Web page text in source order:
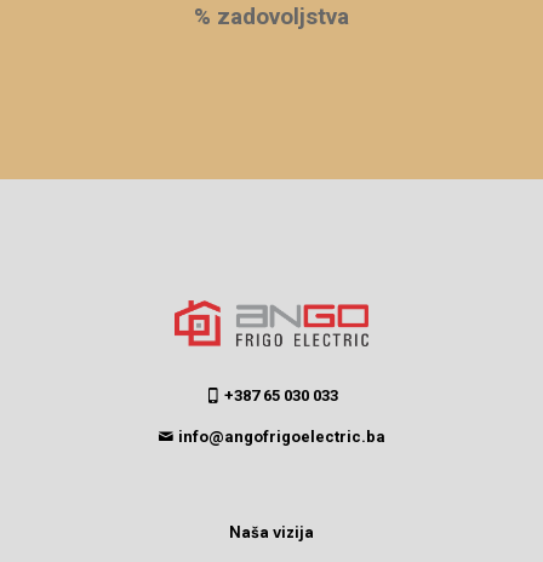
% zadovoljstva
+387 65 030 033
info@angofrigoelectric.ba
Naša vizija